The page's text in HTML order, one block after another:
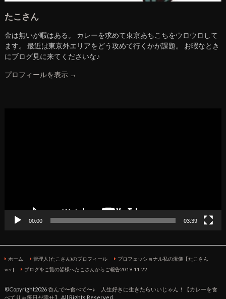
たこさん
金は無いが暇はある。 カレーを求めて東京あちこちをウロウロして
ます。 最近は東京外エリアをどう攻めて行くかが課題。 お暇なとき
にブログ見に来てくださいな♪
プロフィールを表示 →
00:00 03:39
ホーム 管理人(たこさん)のプロフィール
プロフェッショナル私の流儀【たこさん
ver.]
ブログをご覧の皆様へたこさんからご報告2019-11-22
©Copyright2026呑んで〜食べて〜♪ 人生好きに生きたらいいじゃん！【カレーを食
べてりゃ毎日が幸せ】
.All Rights Reserved.